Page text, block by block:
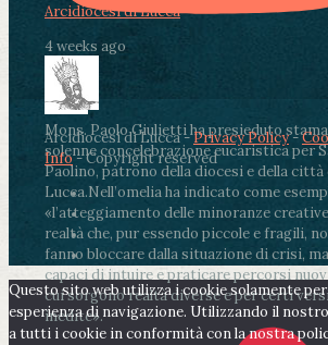
Arcidiocesi di Lucca
4 weeks ago
Mons. Paolo Giulietti ha presieduto
solenne concelebrazione eucaristica per
Paolino, patrono della diocesi e della città
Lucca.Nell’omelia ha indicato come
«l’atteggiamento delle minoranze
realtà che, pur essendo piccole e fragili,
fanno bloccare dalla situazione di crisi,
capaci di intuire e praticare percorsi
cui sorgono realtà diverse e per certi
inedite».
Arcidiocesi di Lucca -Privacy Policy-
Info- Copyright reserved
Questo sito web utilizza i cookie solamente
esperienza di navigazione. Utilizzando il
a tutti i cookie in conformità con la nostra